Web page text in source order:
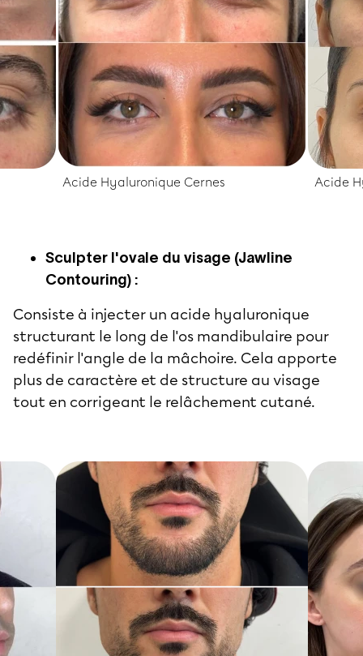
Acide Hyaluronique Cernes Acide
Sculpter l'ovale du visage (Jawline
Contouring) :
Consiste à injecter un acide hyaluronique
structurant le long de l'os mandibulaire pour
redéfinir l'angle de la mâchoire. Cela apporte
plus de caractère et de structure au visage
tout en corrigeant le relâchement cutané.